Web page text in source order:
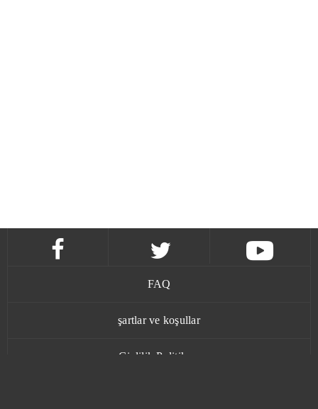
FAQ
şartlar ve koşullar
Gizlilik Politikası